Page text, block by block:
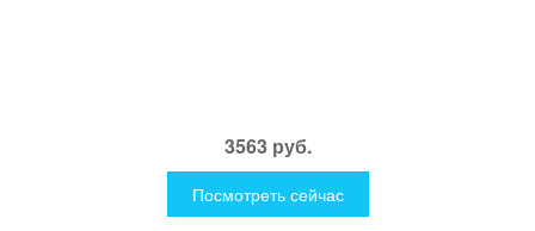
3563 руб.
Посмотреть сейчас